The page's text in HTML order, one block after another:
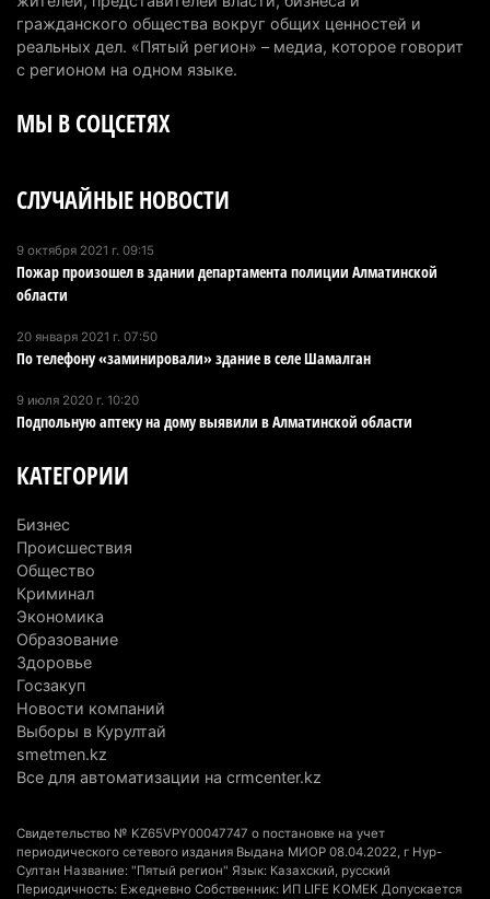
полностью ликвидирован спустя три дня
6 августа 2026 г. 08:51 238
в Алматинской области
Казахстан стал лидером Центральной Азии в
5 августа 2026 г. 13:55
Казахстан может начать выпуск экологичного
запустят в Алатау
Туриста с тяжелыми травмами эвакуировали в
5 августа 2026 г. 11:23
Хозяина собак, едва не загрызших ребенка в
Алматинской области, судят спустя год после
трагедии
5 августа 2026 г. 09:17
В Алматинской области запустят производство
катеров для Formula-1 H2O и откроют академию
пилотов
5 августа 2026 г. 08:29
В Alatau City Authority назначили нового
4 августа 2026 г. 20:22 115
гражданского общества вокруг общих ценностей и
реальных дел. «Пятый регион» – медиа, которое говорит
с регионом на одном языке.
МЫ В СОЦСЕТЯХ
СЛУЧАЙНЫЕ НОВОСТИ
9 октября 2021 г. 09:15
Пожар произошел в здании департамента полиции Алматинской
области
20 января 2021 г. 07:50
По телефону «заминировали» здание в селе Шамалган
9 июля 2020 г. 10:20
Подпольную аптеку на дому выявили в Алматинской области
КАТЕГОРИИ
Бизнес
Происшествия
Общество
Криминал
Экономика
Образование
Здоровье
Госзакуп
Новости компаний
Выборы в Курултай
smetmen.kz
Все для автоматизации на crmcenter.kz
Свидетельство № KZ65VPY00047747 о постановке на учет
периодического сетевого издания Выдана МИОР 08.04.2022, г Нур-
Султан Название: "Пятый регион" Язык: Казахский, русский
Периодичность: Ежедневно Собственник: ИП LIFE KOMEK Допускается